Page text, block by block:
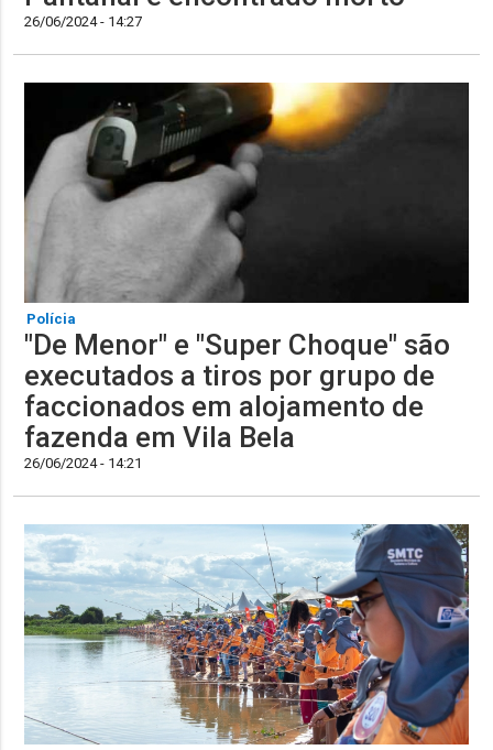
26/06/2024 - 14:27
Polícia
"De Menor" e "Super Choque" são
executados a tiros por grupo de
faccionados em alojamento de
fazenda em Vila Bela
26/06/2024 - 14:21